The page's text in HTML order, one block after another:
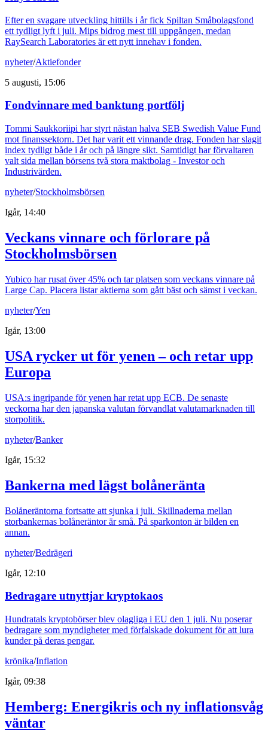
Efter en svagare utveckling hittills i år fick Spiltan Småbolagsfond
ett tydligt lyft i juli. Mips bidrog mest till uppgången, medan
RaySearch Laboratories är ett nytt innehav i fonden.
nyheter/Aktiefonder
5 augusti, 15:06
Fondvinnare med banktung portfölj
Tommi Saukkoriipi har styrt nästan halva SEB Swedish Value Fund
mot finanssektorn. Det har varit ett vinnande drag. Fonden har slagit
index tydligt både i år och på längre sikt. Samtidigt har förvaltaren
valt sida mellan börsens två stora maktbolag - Investor och
Industrivärden.
nyheter/Stockholmsbörsen
Igår, 14:40
Veckans vinnare och förlorare på
Stockholmsbörsen
Yubico har rusat över 45% och tar platsen som veckans vinnare på
Large Cap. Placera listar aktierna som gått bäst och sämst i veckan.
nyheter/Yen
Igår, 13:00
USA rycker ut för yenen – och retar upp
Europa
USA:s ingripande för yenen har retat upp ECB. De senaste
veckorna har den japanska valutan förvandlat valutamarknaden till
storpolitik.
nyheter/Banker
Igår, 15:32
Bankerna med lägst bolåneränta
Bolåneräntorna fortsatte att sjunka i juli. Skillnaderna mellan
storbankernas bolåneräntor är små. På sparkonton är bilden en
annan.
nyheter/Bedrägeri
Igår, 12:10
Bedragare utnyttjar kryptokaos
Hundratals kryptobörser blev olagliga i EU den 1 juli. Nu poserar
bedragare som myndigheter med förfalskade dokument för att lura
kunder på deras pengar.
krönika/Inflation
Igår, 09:38
Hemberg: Energikris och ny inflationsvåg
väntar